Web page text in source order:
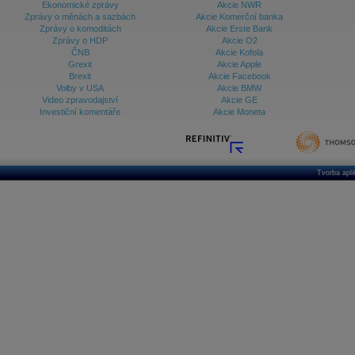
Ekonomické zprávy
Zprávy o měnách a sazbách
Zprávy o komoditách
Zprávy o HDP
ČNB
Grexit
Brexit
Volby v USA
Video zpravodajství
Investiční komentáře
Akcie NWR
Akcie Komerční banka
Akcie Erste Bank
Akcie O2
Akcie Kofola
Akcie Apple
Akcie Facebook
Akcie BMW
Akcie GE
Akcie Moneta
Tvorba